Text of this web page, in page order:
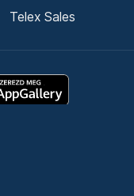
Telex Sales